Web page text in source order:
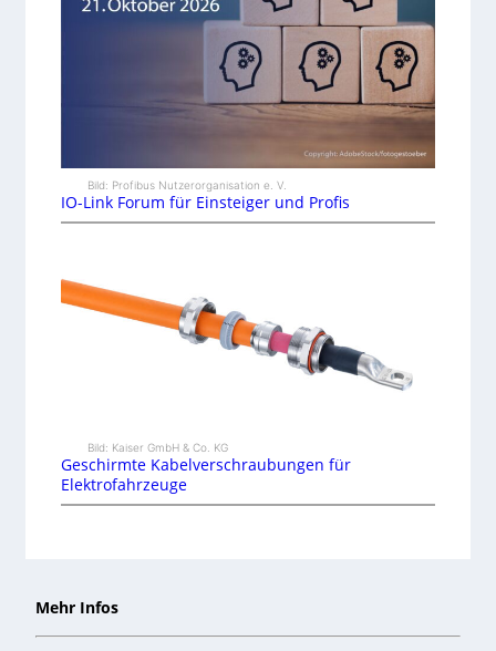
Bild: Profibus Nutzerorganisation e. V.
IO-Link Forum für Einsteiger und Profis
Bild: Kaiser GmbH & Co. KG
Geschirmte Kabelverschraubungen für
Elektrofahrzeuge
Mehr Infos